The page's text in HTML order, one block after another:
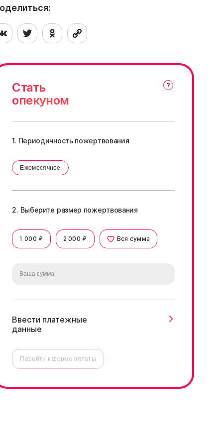
Стать
опекуном
1. Периодичность пожертвования
Ежемесячное
2. Выберите размер пожертвования
1 000 ₽ 2 000 ₽ Вся сумма
Ввести платежные
данные
Перейти к форме оплаты